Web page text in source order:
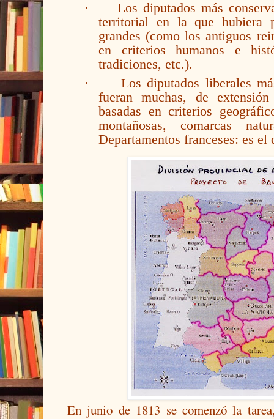
·
Los diputados más
territorial en la que hubiera
grandes (como los antiguos
en criterios humanos e
tradiciones, etc.).
·
Los diputados liberales
fueran muchas, de
basadas en criterios
montañosas, comarcas
Departamentos franceses: es el
En junio de 1813 se comenzó la